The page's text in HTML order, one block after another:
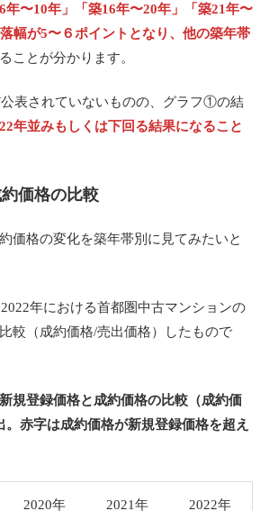
6年〜10年」「築16年〜20年」「築21年〜
幅が5〜６ポイントとなり、他の築年帯
ことが分かります。
表されていないものの、グラフ①の結
22年並みもしくは下回る結果になること
約価格の比較
価格の変化を築年帯別に見てみたいと
年における首都圏中古マンションの
較（成約価格/売出価格）したもので
規登録価格と成約価格の比較（成約価
赤字は成約価格が新規登録価格を超え
2020年 2021年 2022年